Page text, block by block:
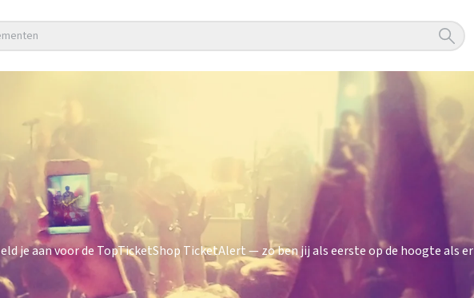
je aan voor de TopTicketShop TicketAlert — zo ben jij als eerste op de hoogte als er